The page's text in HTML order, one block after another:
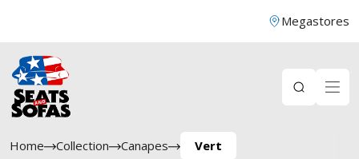
Megastores
Home Collection Canapes Vert